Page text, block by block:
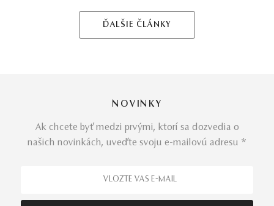
ĎALŠIE ČLÁNKY
NOVINKY
Ak chcete byť medzi prvými, ktorí sa dozvedia o
našich novinkách, uveďte svoju e-mailovú adresu *